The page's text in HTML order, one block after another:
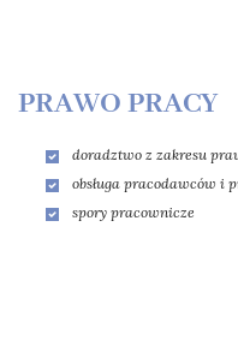
PRAWO PRACY
doradztwo z zakresu
obsługa pracodawców i
spory pracownicze